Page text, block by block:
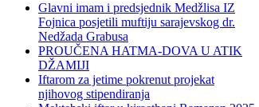
Glavni imam i predsjednik Medžlisa IZ
Fojnica posjetili muftiju sarajevskog dr.
Nedžada Grabusa
PROUČENA HATMA-DOVA U ATIK
DŽAMIJI
Iftarom za jetime pokrenut projekat
njihovog stipendiranja